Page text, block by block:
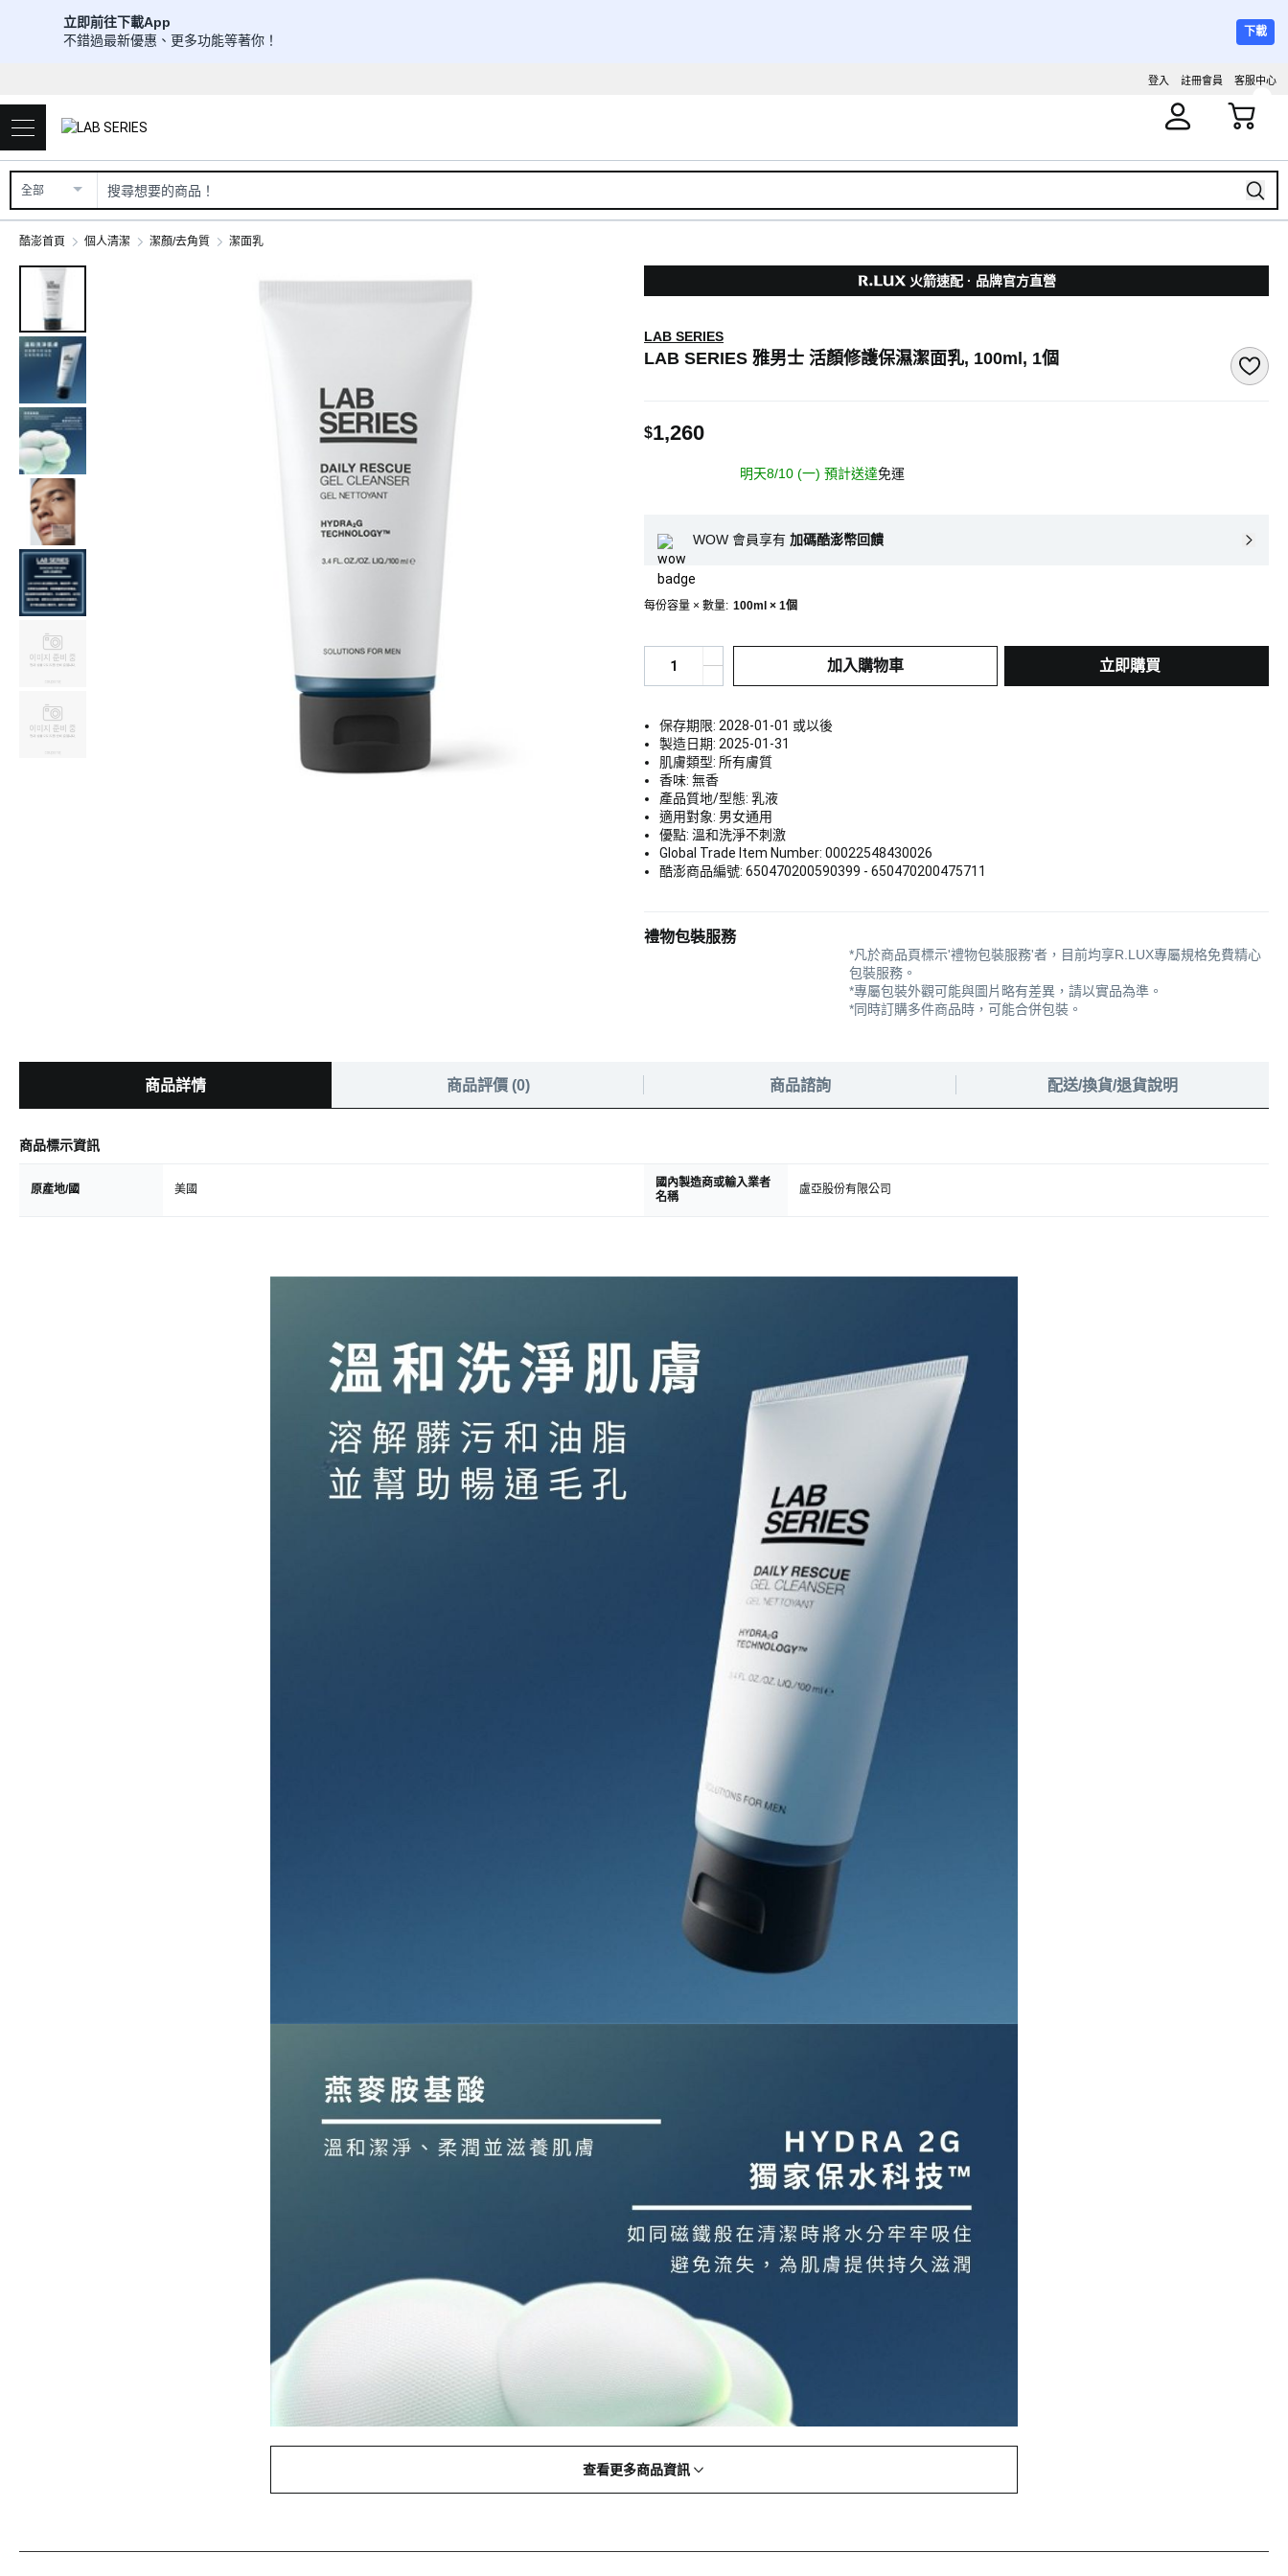
立即前往下載App
不錯過最新優惠、更多功能等著你！
下載
客服中心
註冊會員
登入
全部
酷澎首頁 個人清潔 潔顏/去角質 潔面乳
火箭速配 · 品牌官方直營
LAB SERIES
LAB SERIES 雅男士 活顏修護保濕潔面乳, 100ml, 1個
$1,260
明天8/10 (一) 預計送達免運
WOW 會員享有 加碼酷澎幣回饋
每份容量 × 數量: 100ml × 1個
加入購物車 立即購買
保存期限: 2028-01-01 或以後
製造日期: 2025-01-31
肌膚類型: 所有膚質
香味: 無香
產品質地/型態: 乳液
適用對象: 男女通用
優點: 溫和洗淨不刺激
Global Trade Item Number: 00022548430026
酷澎商品編號: 650470200590399 - 650470200475711
禮物包裝服務
*凡於商品頁標示'禮物包裝服務'者，目前均享R.LUX專屬規格免費精心
包裝服務。
*專屬包裝外觀可能與圖片略有差異，請以實品為準。
*同時訂購多件商品時，可能合併包裝。
商品詳情 商品評價(0) 商品諮詢 配送/換貨/退貨說明
商品標示資訊
原產地/國 美國
國內製造商或輸入業者
名稱
盧亞股份有限公司
查看更多商品資訊